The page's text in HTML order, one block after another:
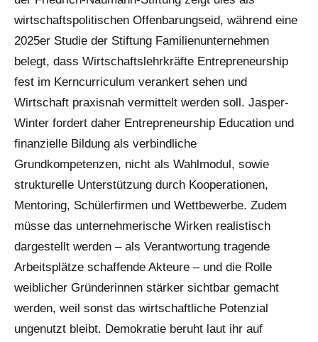
wirtschaftspolitischen Offenbarungseid, während eine
2025er Studie der Stiftung Familienunternehmen
belegt, dass Wirtschaftslehrkräfte Entrepreneurship
fest im Kerncurriculum verankert sehen und
Wirtschaft praxisnah vermittelt werden soll. Jasper-
Winter fordert daher Entrepreneurship Education und
finanzielle Bildung als verbindliche
Grundkompetenzen, nicht als Wahlmodul, sowie
strukturelle Unterstützung durch Kooperationen,
Mentoring, Schülerfirmen und Wettbewerbe. Zudem
müsse das unternehmerische Wirken realistisch
dargestellt werden – als Verantwortung tragende
Arbeitsplätze schaffende Akteure – und die Rolle
weiblicher Gründerinnen stärker sichtbar gemacht
werden, weil sonst das wirtschaftliche Potenzial
ungenutzt bleibt. Demokratie beruht laut ihr auf